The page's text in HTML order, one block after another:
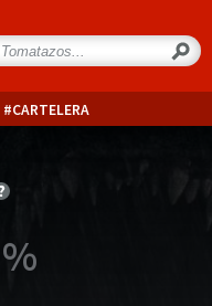
CARTELERA